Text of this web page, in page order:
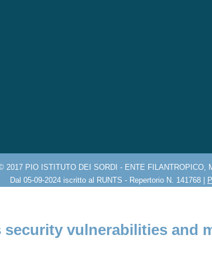
2017 PIO ISTITUTO DEI SORDI - ENTE FILANTROPICO,
Dal 05-09-2024 iscritto al RUNTS - Repertorio N. 141768 |
vulnerabilities and